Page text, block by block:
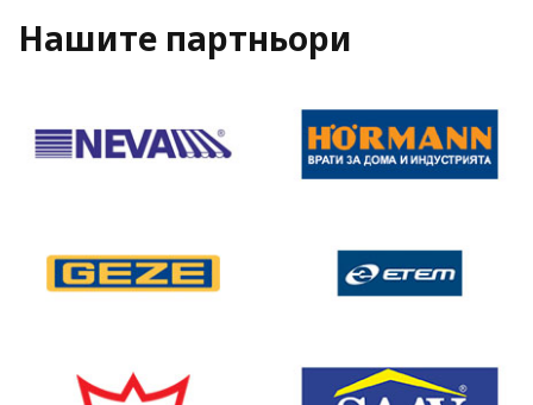
Нашите партньори